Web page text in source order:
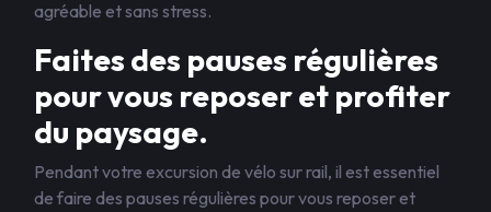
agréable et sans stress.
Faites des pauses régulières
pour vous reposer et profiter
du paysage.
Pendant votre excursion de vélo sur rail, il est essentiel
de faire des pauses régulières pour vous reposer et